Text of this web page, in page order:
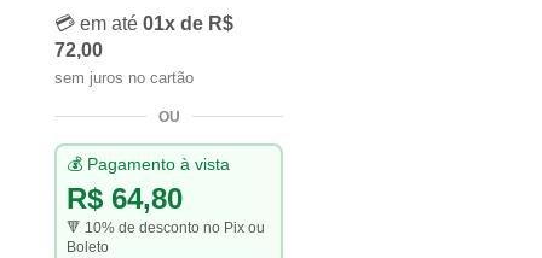
💳 em até 01x de R$
72,00
sem juros no cartão
OU
💰 Pagamento à vista
R$ 64,80
🔻 10% de desconto no Pix ou
Boleto